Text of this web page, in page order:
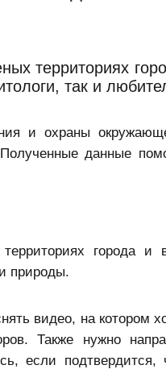
территориях
так и
и охраны
данные
города
природы.
видео, на котором
Также нужно
если